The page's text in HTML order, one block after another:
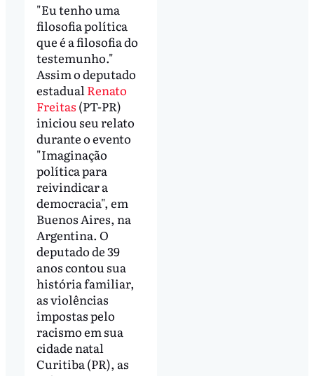
"Eu tenho uma
filosofia política
que é a filosofia do
testemunho."
Assim o deputado
estadualRenato
Freitas (PT-PR)
iniciou seu relato
durante o evento
"Imaginação
política para
reivindicar a
democracia", em
Buenos Aires, na
Argentina. O
deputado de 39
anos contou sua
história familiar,
as violências
impostas pelo
racismo em sua
cidade natal
Curitiba (PR), as